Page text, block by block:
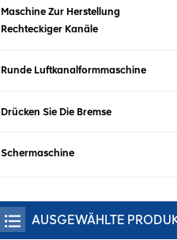
Maschine Zur Herstellung
Rechteckiger Kanäle
Runde Luftkanalformmaschine
Drücken Sie Die Bremse
Schermaschine
AUSGEWÄHLTE